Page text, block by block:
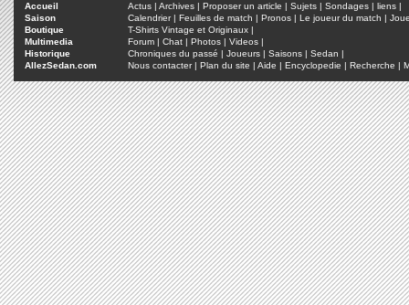
Accueil Actus | Archives | Proposer un article | Sujets | Sondages | liens |
Saison
Calendrier| Feuilles de match | Pronos | Le joueur du match |
Boutique
T-Shirts Vintage et Originaux |
Multimedia
Forum | Chat | Photos | Videos |
Historique
Chroniques du passé | Joueurs | Saisons | Sedan |
AllezSedan.com
Nous contacter| Plan du site | Aide | Encyclopedie | Recherche |